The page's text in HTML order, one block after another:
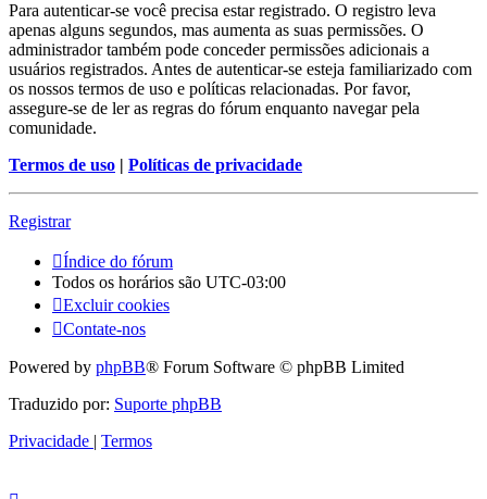
Para autenticar-se você precisa estar registrado. O registro leva
apenas alguns segundos, mas aumenta as suas permissões. O
administrador também pode conceder permissões adicionais a
usuários registrados. Antes de autenticar-se esteja familiarizado com
os nossos termos de uso e políticas relacionadas. Por favor,
assegure-se de ler as regras do fórum enquanto navegar pela
comunidade.
Termos de uso | Políticas de privacidade
Registrar
Índice do fórum
Todos os horários são UTC-03:00
Excluir cookies
Contate-nos
Powered by phpBB® Forum Software © phpBB Limited
Traduzido por: Suporte phpBB
Privacidade | Termos